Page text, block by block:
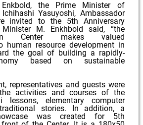
Enkbold, the Prime Minister of
Yasuyoshi, Ambassador
invited to the 5th Anniversary
M. Enkhbold said, “the
Center makes valued
human resource development in
the goal of building a rapidly-
based on sustainable
representatives and guests were
activities and courses of the
lessons, elementary computer
stories. In addition, a
was created for 5th